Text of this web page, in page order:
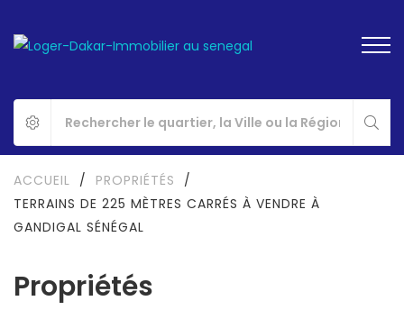
Propriétés
ACCUEIL / PROPRIÉTÉS
/
TERRAINS DE 225 MÈTRES CARRÉS À VENDRE À
GANDIGAL SÉNÉGAL